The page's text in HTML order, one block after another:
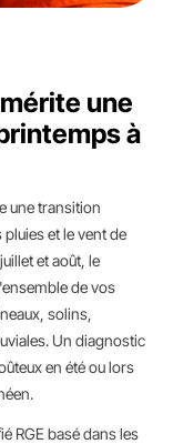
une
à
une transition
et le vent de
et août, le
de vos
solins,
Un diagnostic
en été ou lors
RGE basé dans les